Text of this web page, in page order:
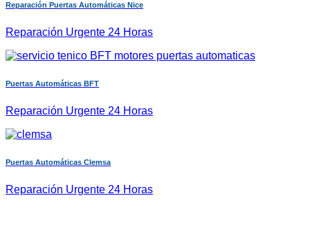
Reparación Puertas Automáticas Nice
Reparación Urgente 24 Horas
Puertas Automáticas BFT
Reparación Urgente 24 Horas
Puertas Automáticas Clemsa
Reparación Urgente 24 Horas